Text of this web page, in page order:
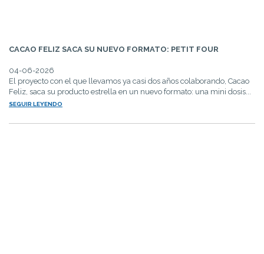
CACAO FELIZ SACA SU NUEVO FORMATO: PETIT FOUR
04-06-2026
El proyecto con el que llevamos ya casi dos años colaborando, Cacao
Feliz, saca su producto estrella en un nuevo formato: una mini dosis...
SEGUIR LEYENDO